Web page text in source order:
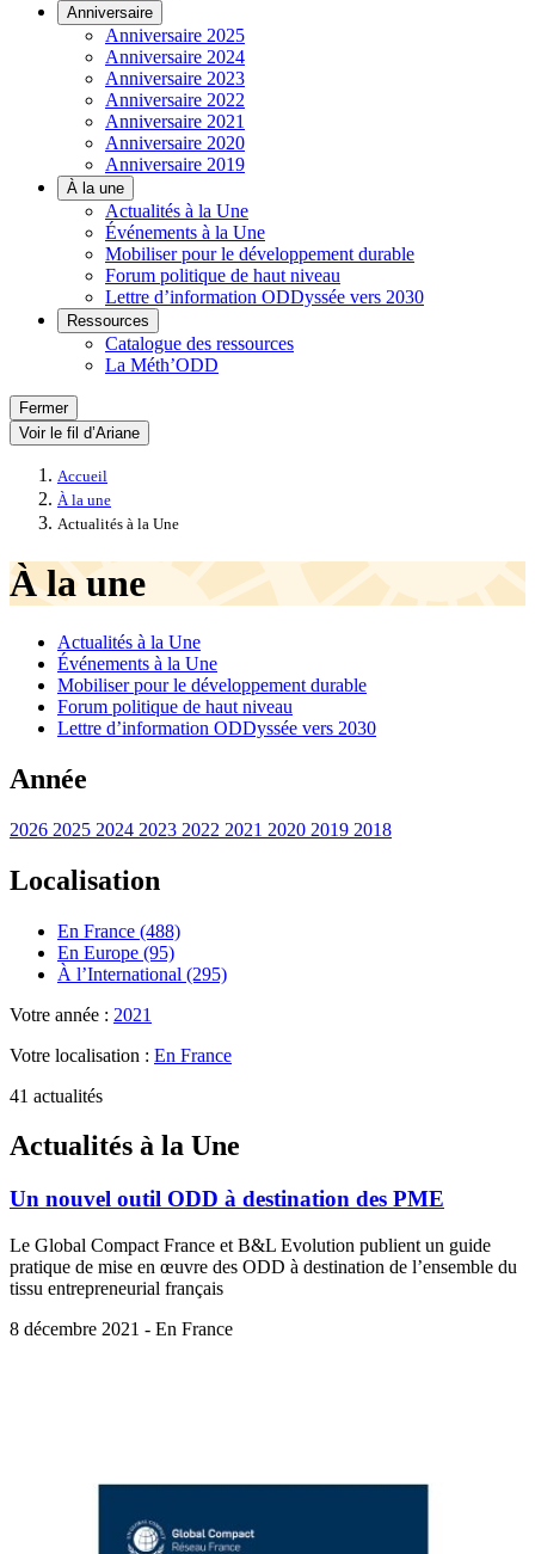
Anniversaire
Anniversaire 2025
Anniversaire 2024
Anniversaire 2023
Anniversaire 2022
Anniversaire 2021
Anniversaire 2020
Anniversaire 2019
À la une
Actualités à la Une
Événements à la Une
Mobiliser pour le développement durable
Forum politique de haut niveau
Lettre d’information ODDyssée vers 2030
Ressources
Catalogue des ressources
La Méth’ODD
Fermer
Voir le fil d’Ariane
Accueil
À la une
Actualités à la Une
À la une
Actualités à la Une
Événements à la Une
Mobiliser pour le développement durable
Forum politique de haut niveau
Lettre d’information ODDyssée vers 2030
Année
2026 2025 2024 2023 2022 2021 2020 2019 2018
Localisation
En France (488)
En Europe (95)
À l’International (295)
Votre année : 2021
Votre localisation : En France
41 actualités
Actualités à la Une
Un nouvel outil ODD à destination des PME
Le Global Compact France et B&L Evolution publient un guide
pratique de mise en œuvre des ODD à destination de l’ensemble du
tissu entrepreneurial français
8 décembre 2021 - En France